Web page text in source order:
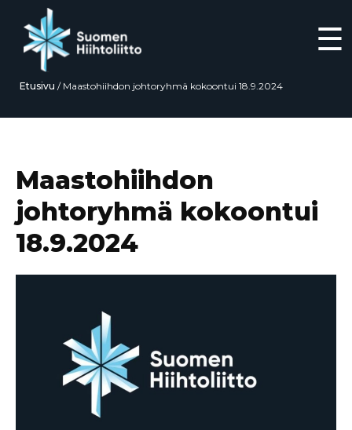
☰
Etusivu / Maastohiihdon johtoryhmä kokoontui 18.9.2024
Maastohiihdon
johtoryhmä kokoontui
18.9.2024